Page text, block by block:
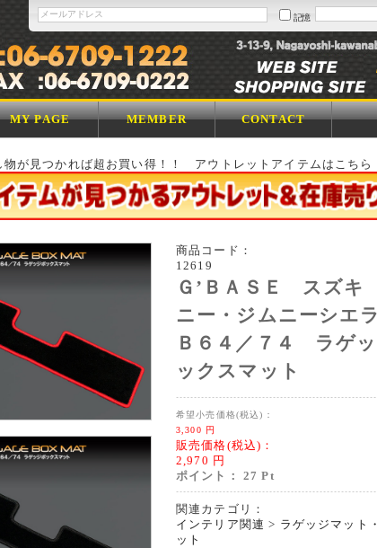
記憶
MY PAGE MEMBER CONTACT
物が見つかれば超お買い得！！ アウトレットアイテムはこちら
商品コード：
12619
Ｇ’ＢＡＳＥ スズ
ニー・ジムニーシエ
Ｂ６４／７４ ラゲ
ックスマット
希望小売価格(税込)：
3,300 円
販売価格(税込)：
2,970 円
ポイント： 27 Pt
関連カテゴリ：
インテリア関連 > ラゲッジマット
ット